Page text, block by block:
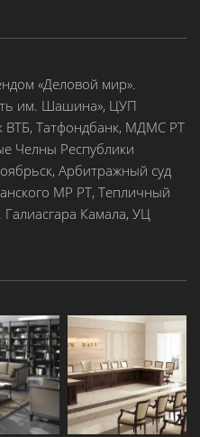
«Деловой мир».
им. Шашина», ЦУП
ВТБ, Татфондбанк, МДМС РТ
Челны Республики
Арбитражный суд
МР РТ, Тепличный
Камала, УЦ